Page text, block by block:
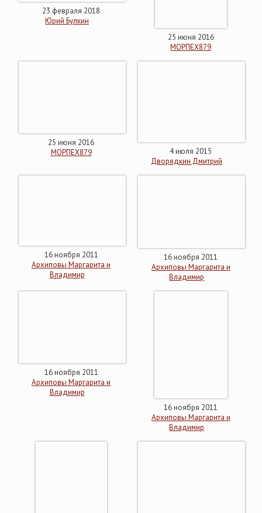
23 февраля 2018
Юрий Булкин
25 июня 2016
МОРПЕХ879
25 июня 2016
МОРПЕХ879
4 июля 2015
Дворядкин Дмитрий
16 ноября 2011
Архиповы Маргарита и
Владимир
16 ноября 2011
Архиповы Маргарита и
Владимир
16 ноября 2011
Архиповы Маргарита и
Владимир
16 ноября 2011
Архиповы Маргарита и
Владимир